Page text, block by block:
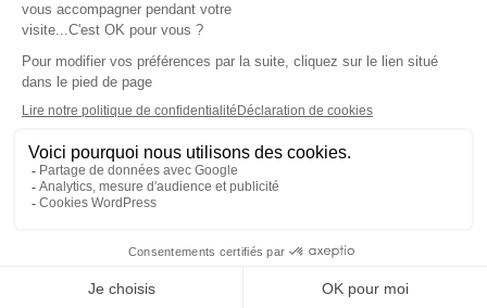
Téléchargez l'application
Les cookies
Gestion des cookies
Crédit photos : ©Sud Radio / Pierre Olivier
10H00
Le Grand Matin Week-end
10H00 - 12H00
Moreau
On parle auto